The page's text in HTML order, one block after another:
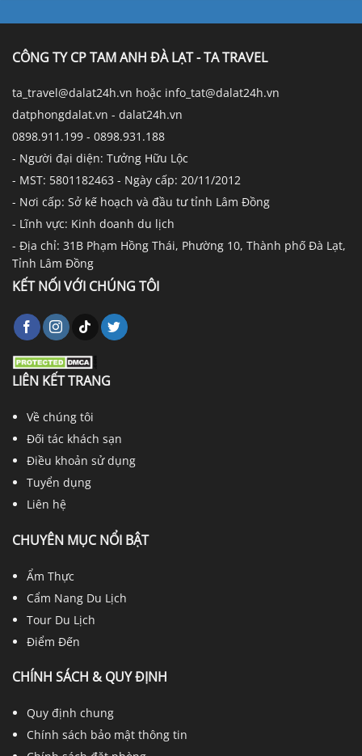
CÔNG TY CP TAM ANH ĐÀ LẠT - TA TRAVEL
ta_travel@dalat24h.vn hoặc info_tat@dalat24h.vn
datphongdalat.vn - dalat24h.vn
0898.911.199 - 0898.931.188
- Người đại diện: Tưởng Hữu Lộc
- MST: 5801182463 - Ngày cấp: 20/11/2012
- Nơi cấp: Sở kế hoạch và đầu tư tỉnh Lâm Đồng
- Lĩnh vực: Kinh doanh du lịch
- Địa chỉ: 31B Phạm Hồng Thái, Phường 10, Thành phố Đà Lạt,
Tỉnh Lâm Đồng
KẾT NỐI VỚI CHÚNG TÔI
LIÊN KẾT TRANG
Về chúng tôi
Đối tác khách sạn
Điều khoản sử dụng
Tuyển dụng
Liên hệ
CHUYÊN MỤC NỔI BẬT
Ẩm Thực
Cẩm Nang Du Lịch
Tour Du Lịch
Điểm Đến
CHÍNH SÁCH & QUY ĐỊNH
Quy định chung
Chính sách bảo mật thông tin